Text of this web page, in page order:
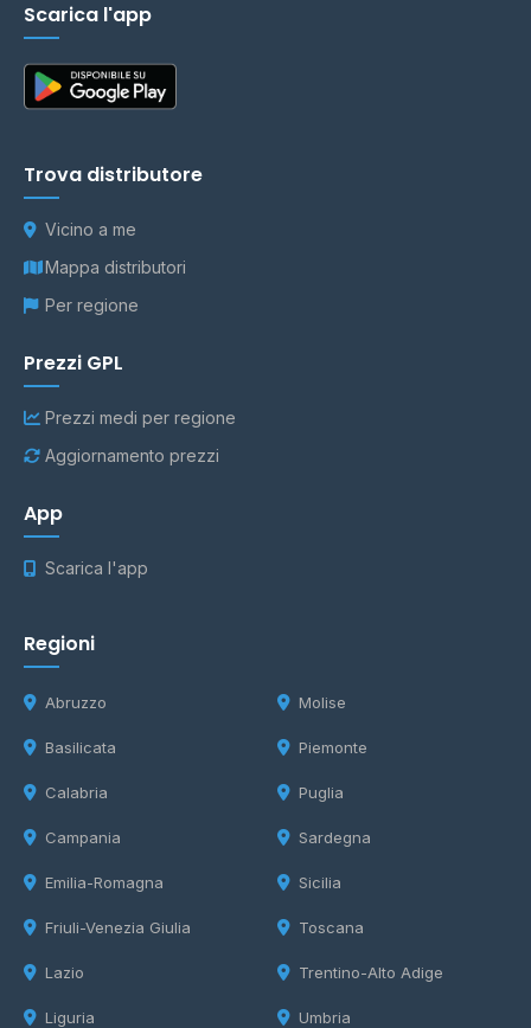
Scarica l'app
Trova distributore
Vicino a me
Mappa distributori
Per regione
Prezzi GPL
Prezzi medi per regione
Aggiornamento prezzi
App
Scarica l'app
Regioni
Abruzzo
Basilicata
Calabria
Campania
Emilia-Romagna
Friuli-Venezia Giulia
Lazio
Liguria
Molise
Piemonte
Puglia
Sardegna
Sicilia
Toscana
Trentino-Alto Adige
Umbria